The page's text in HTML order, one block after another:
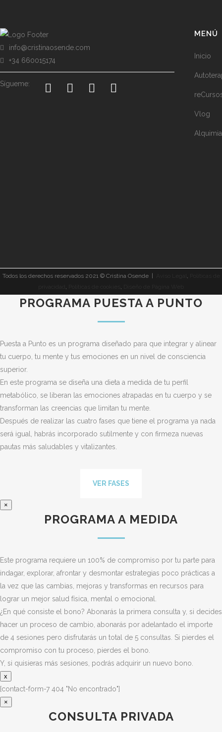
info@cristinaosende.com
+34 660015174
Sígueme:
MENÚ
Inicio
Vlog
Alquimia
Todos los derechos reservados 2021 © Cristina Osende | ,
, ,
PROGRAMA PUESTA A PUNTO
Puesta a Punto es un programa diseñado para que integrar y alinear
tu cuerpo, tu mente y tus emociones en un nivel de consciencia
superior.
En este programa se diseña una dieta a medida de tu perfil
metabólico, se liberan las emociones atrapadas en tu cuerpo y se
transforman las creencias que limitan tu mente.
Después de realizar las cuatro fases que tiene el programa ya nada
será igual, habrás incorporado sutilmente y con firmeza nuevas
pautas más saludables y vitalizantes.
VER FASES
×
PROGRAMA A MEDIDA
Este programa requiere un 100% de compromiso por tu parte para
indagar, explorar, afrontar y desmontar estrategias poco prácticas a
la vez que las cambias, mejoras y transformas en recursos para
lograr un mejor salud física, mental o emocional.
¿En qué consiste el bono? Abonarás la primera consulta y, si decides
hacer un proceso de cambio, abonarás por adelantado el importe
de 4 sesiones pero disfrutarás un total de 5 consultas. Si pierdes el
compromiso con tu proceso, pierdes el bono.
Y, si quisieras más sesiones, podrás adquirir un nuevo bono.
x
[contact-form-7 404 "No encontrado"]
×
CONSULTA PRIVADA